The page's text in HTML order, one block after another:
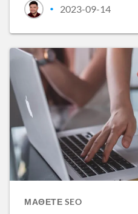
• 2023-09-14
ΜΆΘΕΤΕ SEO